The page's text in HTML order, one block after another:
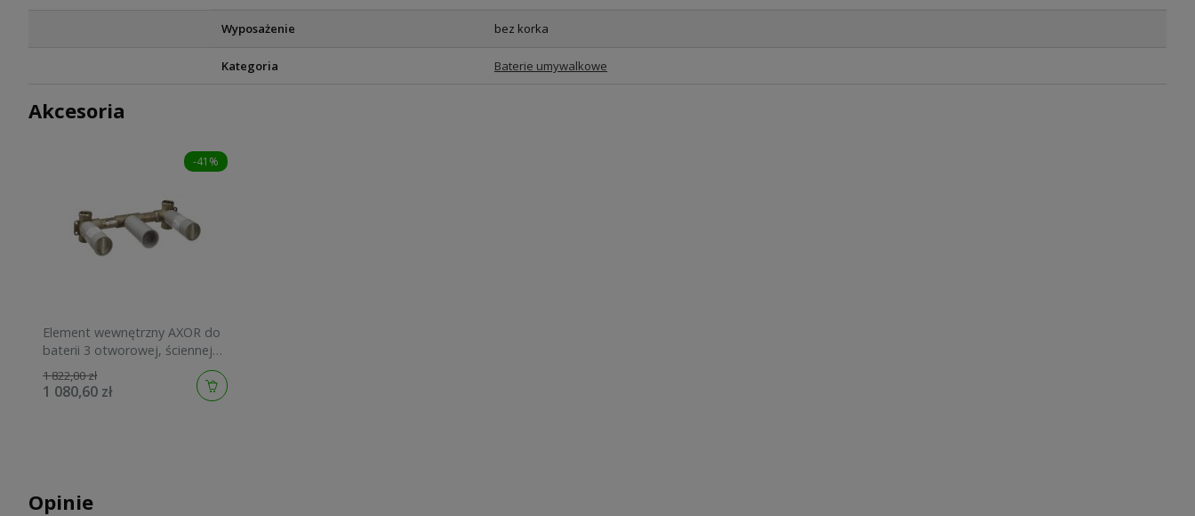
Wyposażenie bez korka
Kategoria Baterie umywalkowe
Akcesoria
-41%
Element wewnętrzny AXOR do
baterii 3 otworowej, ściennej
10303180
1 822,00 zł
1 080,60 zł
Opinie